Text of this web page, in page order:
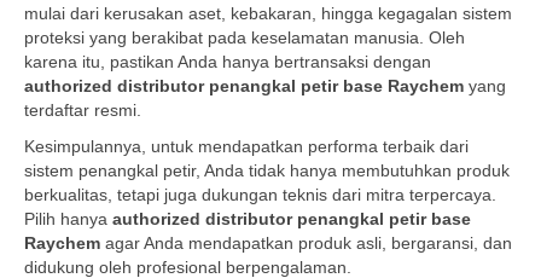
mulai dari kerusakan aset, kebakaran, hingga kegagalan sistem
proteksi yang berakibat pada keselamatan manusia. Oleh
karena itu, pastikan Anda hanya bertransaksi dengan
authorized distributor penangkal petir base Raychem yang
terdaftar resmi.
Kesimpulannya, untuk mendapatkan performa terbaik dari
sistem penangkal petir, Anda tidak hanya membutuhkan produk
berkualitas, tetapi juga dukungan teknis dari mitra terpercaya.
Pilih hanya authorized distributor penangkal petir base
Raychem agar Anda mendapatkan produk asli, bergaransi, dan
didukung oleh profesional berpengalaman.